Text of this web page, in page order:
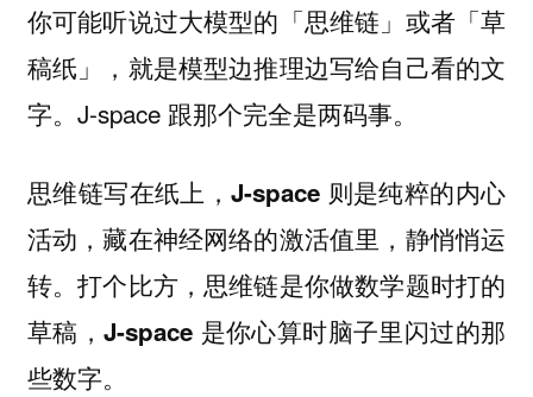
你可能听说过大模型的「思维链」或者「草
稿纸」，就是模型边推理边写给自己看的文
字。J-space 跟那个完全是两码事。
思维链写在纸上，J-space 则是纯粹的内心
活动，藏在神经网络的激活值里，静悄悄运
转。打个比方，思维链是你做数学题时打的
草稿，J-space 是你心算时脑子里闪过的那
些数字。